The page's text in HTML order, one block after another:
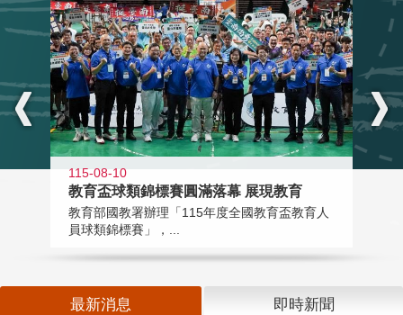
115-08-10
教育盃球類錦標賽圓滿落幕 展現教育
教育部國教署辦理「115年度全國教育盃教育人
員球類錦標賽」，...
最新消息 即時新聞